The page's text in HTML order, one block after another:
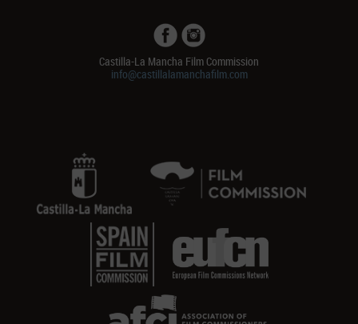
Castilla-La Mancha Film Commission
info@castillalamanchafilm.com